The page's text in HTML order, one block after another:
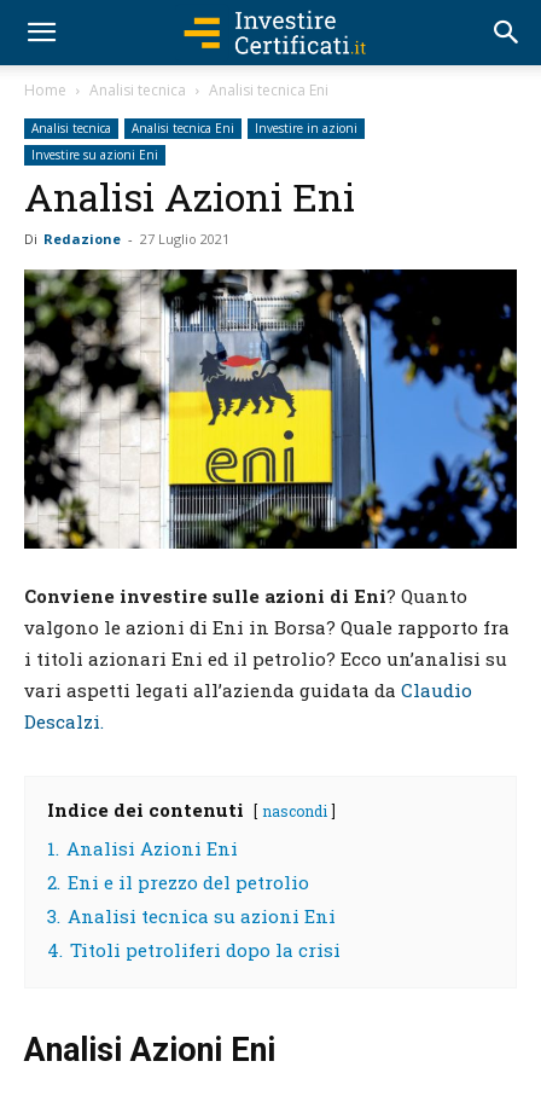
Home Analisi tecnica Analisi tecnica Eni
Analisi tecnica Analisi tecnica Eni
Investire in azioni
Investire su azioni Eni
Analisi Azioni Eni
Di Redazione - 27 Luglio 2021
Conviene investire sulle azioni di Eni? Quanto
valgono le azioni di Eni in Borsa? Quale rapporto fra
i titoli azionari Eni ed il petrolio? Ecco un’analisi su
vari aspetti legati all’azienda guidata da Claudio
Descalzi.
Indice dei contenuti nascondi
1. Analisi Azioni Eni
2. Eni e il prezzo del petrolio
3. Analisi tecnica su azioni Eni
4. Titoli petroliferi dopo la crisi
Analisi Azioni Eni